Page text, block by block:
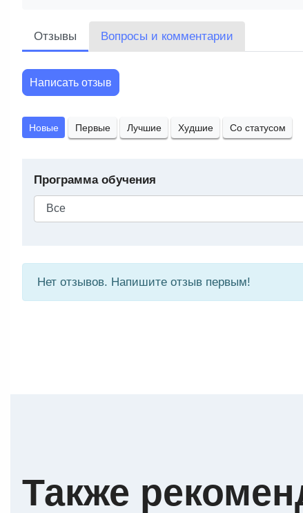
Отзывы Вопросы и комментарии
Написать отзыв
Новые Первые Лучшие Худшие Со статусом
Программа обучения
Нет отзывов. Напишите отзыв первым!
Также